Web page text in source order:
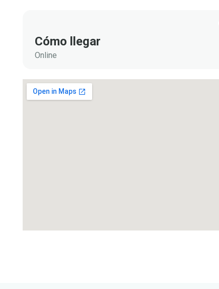
Cómo llegar
Online